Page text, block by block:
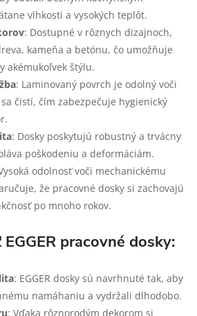
vlhkosti a vysokých teplôt.
: Dostupné v rôznych dizajnoch,
kameňa a betónu, čo umožňuje
akémukoľvek štýlu.
: Laminovaný povrch je odolný voči
čistí, čím zabezpečuje hygienický
: Dosky poskytujú robustný a trvácny
poškodeniu a deformáciám.
odolnosť voči mechanickému
že pracovné dosky si zachovajú
po mnoho rokov.
pracovné dosky:
: EGGER dosky sú navrhnuté tak, aby
namáhaniu a vydržali dlhodobo.
: Vďaka rôznorodým dekorom si